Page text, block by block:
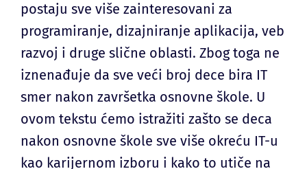
postaju sve više zainteresovani za
programiranje, dizajniranje aplikacija, veb
razvoj i druge slične oblasti. Zbog toga ne
iznenađuje da sve veći broj dece bira IT
smer nakon završetka osnovne škole. U
ovom tekstu ćemo istražiti zašto se deca
nakon osnovne škole sve više okreću IT-u
kao karijernom izboru i kako to utiče na